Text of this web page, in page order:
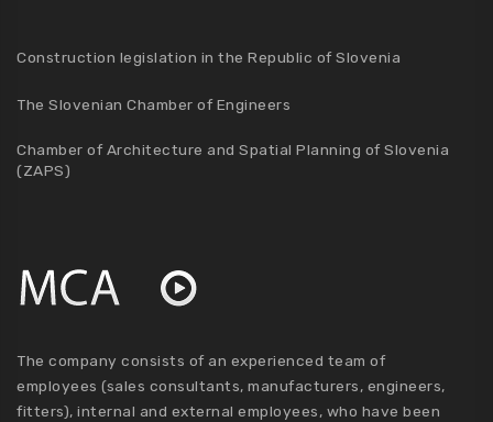
Construction legislation in the Republic of Slovenia
The Slovenian Chamber of Engineers
Chamber of Architecture and Spatial Planning of Slovenia
(ZAPS)
The company consists of an experienced team of
employees (sales consultants, manufacturers, engineers,
fitters), internal and external employees, who have been